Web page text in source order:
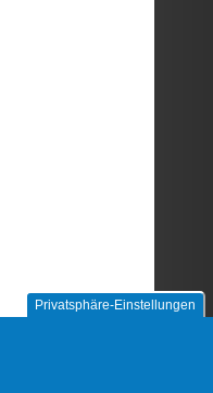
Privatsphäre-Einstellungen